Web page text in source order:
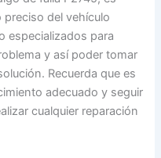
del vehículo
especializados para
y así poder tomar
Recuerda que es
adecuado y seguir
cualquier reparación